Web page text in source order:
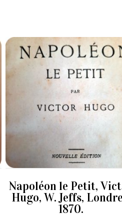
Napoléon le Petit,
Hugo, W. Jeffs,
1870.